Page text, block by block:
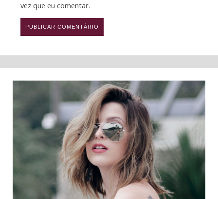
vez que eu comentar.